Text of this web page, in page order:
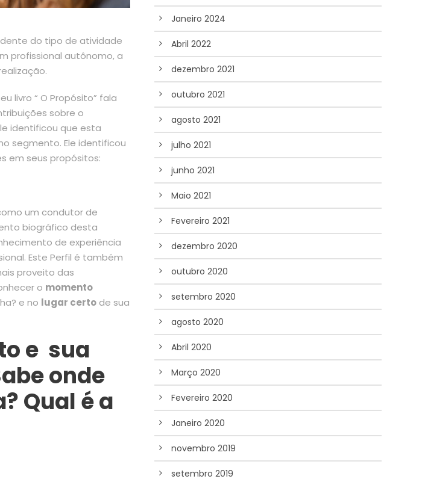
do tipo de atividade
profissional autônomo, a
livro “ O Propósito” fala
sobre o
identificou que esta
segmento. Ele identificou
em seus propósitos:
um condutor de
biográfico desta
de experiência
Este Perfil é também
proveito das
o momento
e no lugar certo de sua
e sua
onde
Qual é a
Janeiro 2024
Abril 2022
dezembro 2021
outubro 2021
agosto 2021
julho 2021
junho 2021
Maio 2021
Fevereiro 2021
dezembro 2020
outubro 2020
setembro 2020
agosto 2020
Abril 2020
Março 2020
Fevereiro 2020
Janeiro 2020
novembro 2019
setembro 2019